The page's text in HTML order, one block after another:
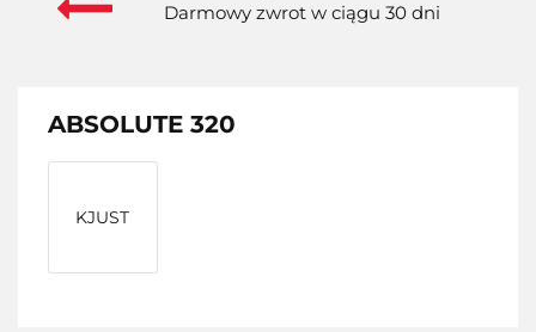
Darmowy zwrot w ciągu 30 dni
ABSOLUTE 320
KJUST